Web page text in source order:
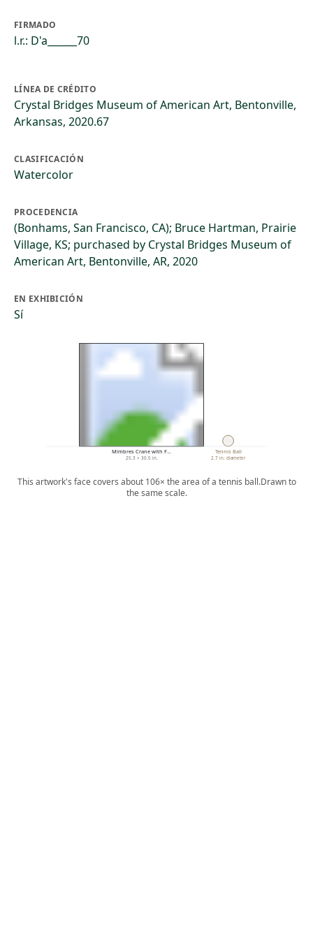
FIRMADO
l.r.: D'a______70
LÍNEA DE CRÉDITO
Crystal Bridges Museum of American Art, Bentonville,
Arkansas, 2020.67
CLASIFICACIÓN
Watercolor
PROCEDENCIA
(Bonhams, San Francisco, CA); Bruce Hartman, Prairie
Village, KS; purchased by Crystal Bridges Museum of
American Art, Bentonville, AR, 2020
EN EXHIBICIÓN
Sí
Mimbres Crane with F…
25.3 × 30.5 in.
Tennis Ball
2.7 in. diameter
This artwork's face covers about 106× the area of a tennis ball.Drawn to
the same scale.